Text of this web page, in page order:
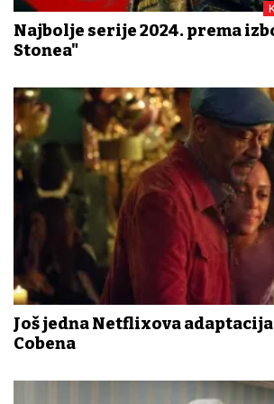
Najbolje serije 2024. prema
Stonea"
Još jedna Netflixova
Cobena